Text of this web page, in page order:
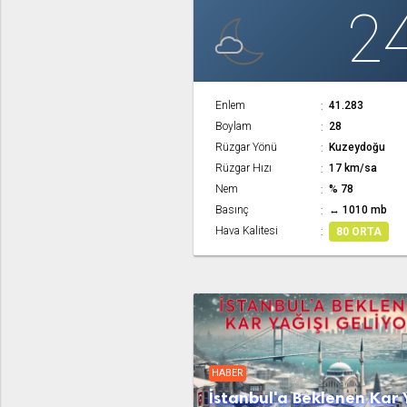
Enlem
41.283
Boylam
28
Rüzgar Yönü
Kuzeydoğu
Rüzgar Hızı
17 km/sa
Nem
% 78
Basınç
↔ 1010 mb
Hava Kalitesi
80 ORTA
HABER
İstanbul'a Beklenen Kar